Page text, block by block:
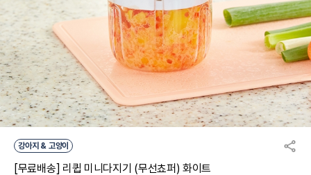
강아지 & 고양이
[무료배송] 리큅 미니다지기 (무선쵸퍼) 화이트